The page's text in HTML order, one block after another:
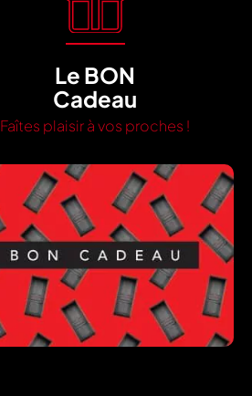
Le BON
Cadeau
Faîtes plaisir à vos proches !